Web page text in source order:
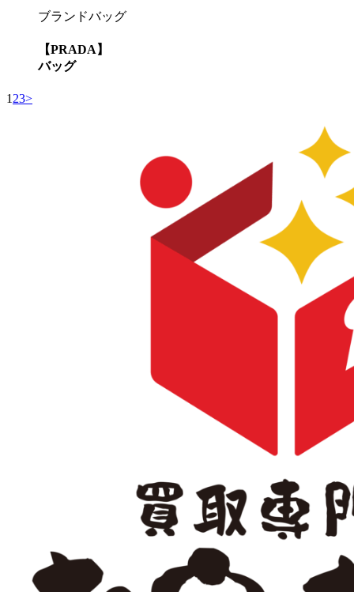
ブランドバッグ
【PRADA】
バッグ
1 23>